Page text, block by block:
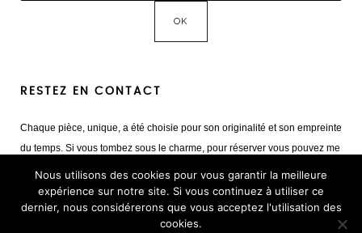
RESTEZ EN CONTACT
Chaque pièce, unique, a été choisie pour son originalité et son empreinte
du temps. Si vous tombez sous le charme, pour réserver vous pouvez me
contacter
Mail :giulia@cestvintage.com
Tél : +33(0) 6 22 65 93 17
Nous utilisons des cookies pour vous garantir la meilleure
expérience sur notre site. Si vous continuez à utiliser ce
dernier, nous considérerons que vous acceptez l'utilisation des
cookies.